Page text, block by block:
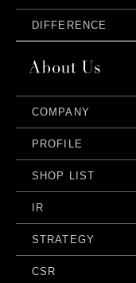
DIFFERENCE
COMPANY
PROFILE
SHOP LIST
IR
STRATEGY
CSR